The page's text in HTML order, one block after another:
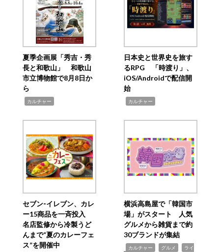
夏季企画展「秀吉・秀
長と和歌山」 和歌山
市立博物館で8月8日か
ら
カルチャー
日本史と世界史を旅す
るRPG 「時渡り」、
iOS/Androidで配信開
始
カルチャー
セブン‐イレブン、カレ
ー15商品を一斉投入
名店監修から冷製うど
んまで“夏のカレーフェ
ス”を開催中
横浜高島屋で「韓国市
場」がスタート 人気
グルメから雑貨まで約
30ブランドが集結
カルチャー グルメ
ライ